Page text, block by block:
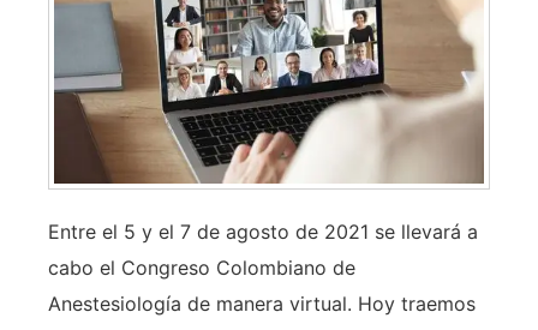
Entre el 5 y el 7 de agosto de 2021 se llevará a
cabo el Congreso Colombiano de
Anestesiología de manera virtual. Hoy traemos